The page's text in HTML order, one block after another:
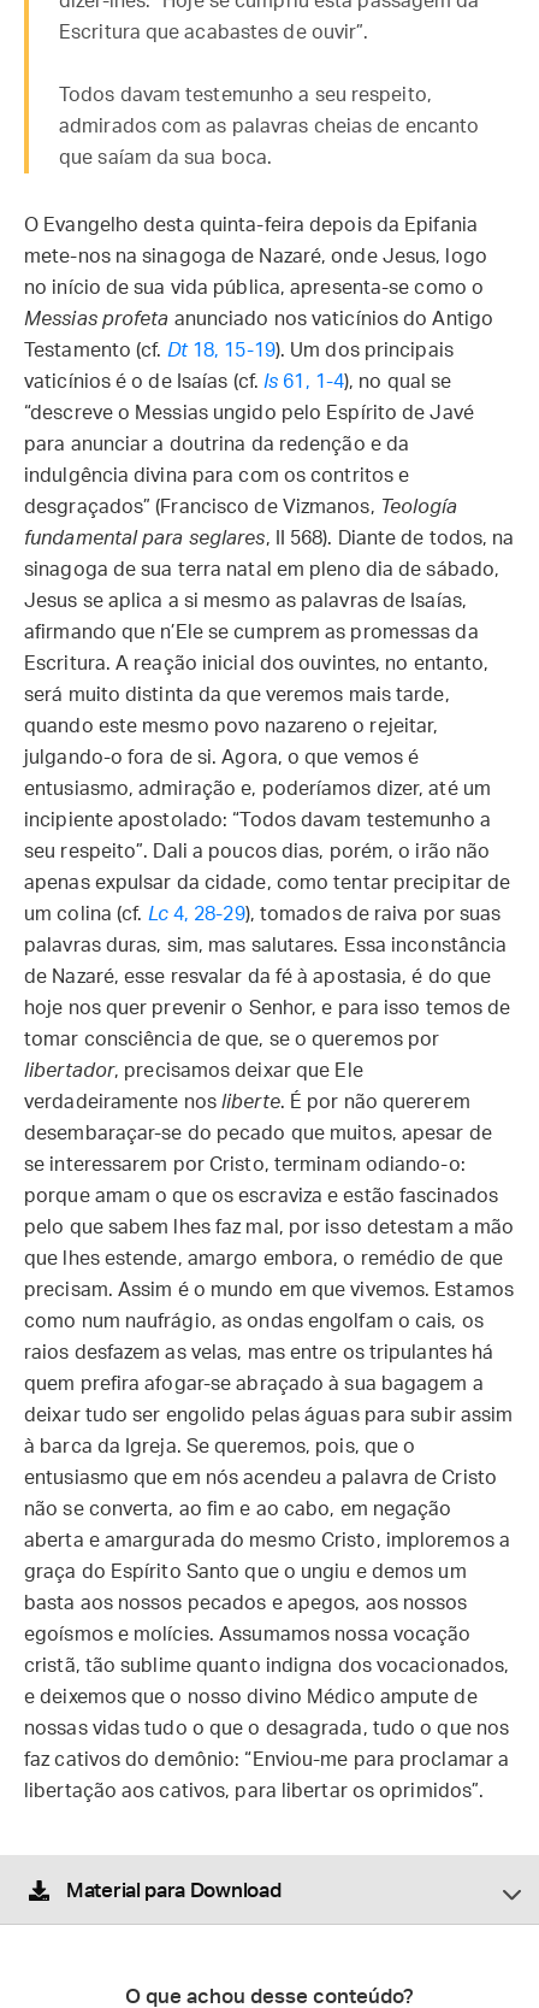
Escritura que acabastes de ouvir”.
Todos davam testemunho a seu respeito,
admirados com as palavras cheias de encanto
que saíam da sua boca.
O Evangelho desta quinta-feira depois da Epifania
mete-nos na sinagoga de Nazaré, onde Jesus, logo
no início de sua vida pública, apresenta-se como o
Messias profeta anunciado nos vaticínios do Antigo
Testamento (cf. Dt18, 15-19). Um dos principais
vaticínios é o de Isaías (cf. Is 61, 1-4), no qual se
“descreve o Messias ungido pelo Espírito de Javé
para anunciar a doutrina da redenção e da
indulgência divina para com os contritos e
desgraçados” (Francisco de Vizmanos, Teología
fundamental para seglares, II 568). Diante de todos, na
sinagoga de sua terra natal em pleno dia de sábado,
Jesus se aplica a si mesmo as palavras de Isaías,
afirmando que n’Ele se cumprem as promessas da
Escritura. A reação inicial dos ouvintes, no entanto,
será muito distinta da que veremos mais tarde,
quando este mesmo povo nazareno o rejeitar,
julgando-o fora de si. Agora, o que vemos é
entusiasmo, admiração e, poderíamos dizer, até um
incipiente apostolado: “Todos davam testemunho a
seu respeito”. Dali a poucos dias, porém, o irão não
apenas expulsar da cidade, como tentar precipitar de
um colina (cf. Lc4, 28-29), tomados de raiva por suas
palavras duras, sim, mas salutares. Essa inconstância
de Nazaré, esse resvalar da fé à apostasia, é do que
hoje nos quer prevenir o Senhor, e para isso temos de
tomar consciência de que, se o queremos por
libertador, precisamos deixar que Ele
verdadeiramente nosliberte. É por não quererem
desembaraçar-se do pecado que muitos, apesar de
se interessarem por Cristo, terminam odiando-o:
porque amam o que os escraviza e estão fascinados
pelo que sabem lhes faz mal, por isso detestam a mão
que lhes estende, amargo embora, o remédio de que
precisam. Assim é o mundo em que vivemos. Estamos
como num naufrágio, as ondas engolfam o cais, os
raios desfazem as velas, mas entre os tripulantes há
quem prefira afogar-se abraçado à sua bagagem a
deixar tudo ser engolido pelas águas para subir assim
à barca da Igreja. Se queremos, pois, que o
entusiasmo que em nós acendeu a palavra de Cristo
não se converta, ao fim e ao cabo, em negação
aberta e amargurada do mesmo Cristo, imploremos a
graça do Espírito Santo que o ungiu e demos um
basta aos nossos pecados e apegos, aos nossos
egoísmos e molícies. Assumamos nossa vocação
cristã, tão sublime quanto indigna dos vocacionados,
e deixemos que o nosso divino Médico ampute de
nossas vidas tudo o que o desagrada, tudo o que nos
faz cativos do demônio: “Enviou-me para proclamar a
libertação aos cativos, para libertar os oprimidos”.
Material para Download
O que achou desse conteúdo?